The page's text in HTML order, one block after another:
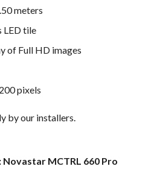
meters
LED tile
of Full HD images
pixels
by our installers.
MCTRL 660 Pro